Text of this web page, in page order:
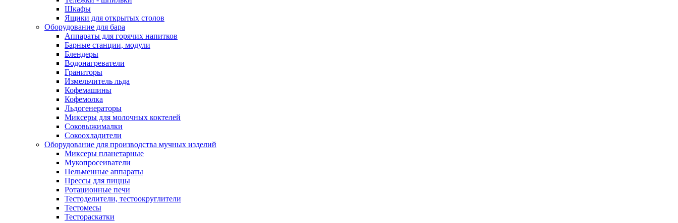
Шкафы
Ящики для открытых столов
Оборудование для бара
Аппараты для горячих напитков
Барные станции, модули
Блендеры
Водонагреватели
Граниторы
Измельчитель льда
Кофемашины
Кофемолка
Льдогенераторы
Миксеры для молочных коктелей
Соковыжималки
Сокоохладители
Оборудование для производства мучных изделий
Миксеры планетарные
Мукопросеиватели
Пельменные аппараты
Прессы для пиццы
Ротационные печи
Тестоделители, тестоокруглители
Тестомесы
Тестораскатки